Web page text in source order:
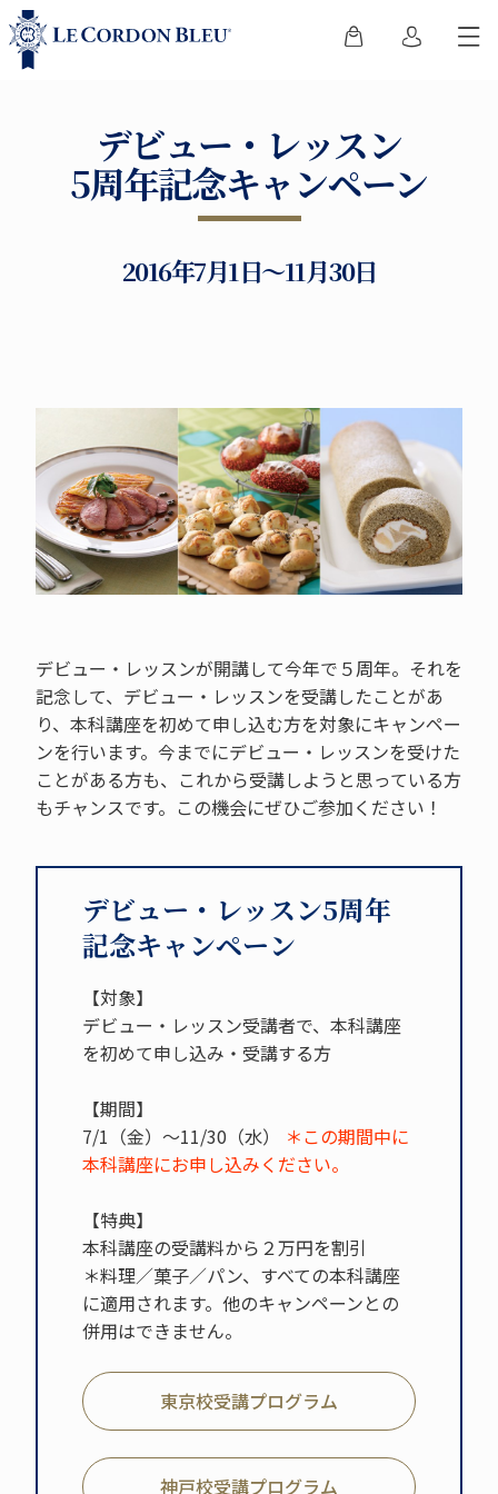
デビュー・レッスン
5周年記念キャンペーン
2016年7月1日～11月30日
デビュー・レッスンが開講して今年で５周年。それを
記念して、デビュー・レッスンを受講したことがあ
り、本科講座を初めて申し込む方を対象にキャンペー
ンを行います。今までにデビュー・レッスンを受けた
ことがある方も、これから受講しようと思っている方
もチャンスです。この機会にぜひご参加ください！
デビュー・レッスン5周年
記念キャンペーン
【対象】
デビュー・レッスン受講者で、本科講座
を初めて申し込み・受講する方
【期間】
7/1（金）～11/30（水）
＊この期間中に
本科講座にお申し込みください。
【特典】
本科講座の受講料から２万円を割引
＊料理／菓子／パン、すべての本科講座
に適用されます。他のキャンペーンとの
併用はできません。
東京校受講プログラム
神戸校受講プログラム